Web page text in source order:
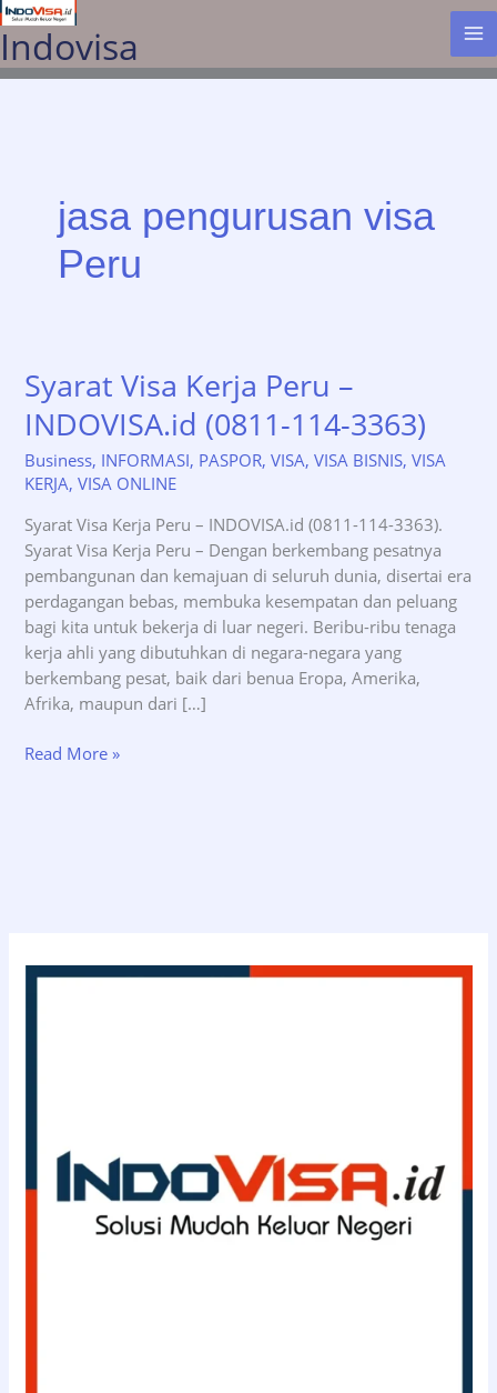
Lewati
ke
konten
Indovisa
jasa pengurusan visa
Peru
Syarat Visa Kerja Peru –
INDOVISA.id (0811-114-3363)
Business, INFORMASI, PASPOR,VISA,VISA BISNIS,VISA
KERJA,VISA ONLINE
Syarat Visa Kerja Peru – INDOVISA.id (0811-114-3363).
Syarat Visa Kerja Peru – Dengan berkembang pesatnya
pembangunan dan kemajuan di seluruh dunia, disertai era
perdagangan bebas, membuka kesempatan dan peluang
bagi kita untuk bekerja di luar negeri. Beribu-ribu tenaga
kerja ahli yang dibutuhkan di negara-negara yang
berkembang pesat, baik dari benua Eropa, Amerika,
Afrika, maupun dari […]
Syarat
Read More »